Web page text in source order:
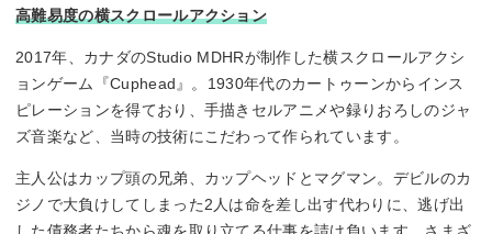
高難易度の横スクロールアクション
2017年、カナダのStudio MDHRが制作した横スクロールアクシ
ョンゲーム『Cuphead』。1930年代のカートゥーンからインス
ピレーションを得ており、手描きセルアニメや録りおろしのジャ
ズ音楽など、当時の技術にこだわって作られています。
主人公はカップ頭の兄弟、カップヘッドとマグマン。デビルのカ
ジノで大負けしてしまった2人は命を差し出す代わりに、逃げ出